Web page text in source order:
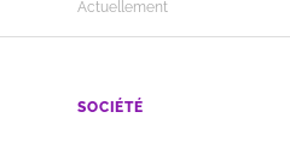
Actuellement
SOCIÉTÉ